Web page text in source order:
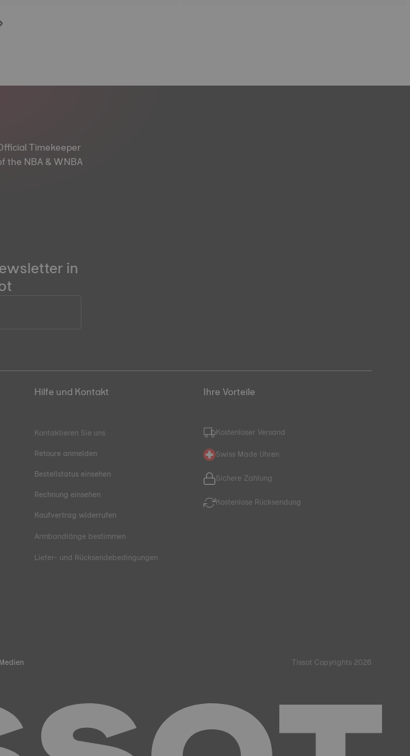
Timekeeper
the NBA & WNBA
in
Hilfe und Kontakt
Kontaktieren Sie uns
Retoure anmelden
Bestellstatus einsehen
Rechnung einsehen
Kaufvertrag widerrufen
Armbandlänge bestimmen
Liefer- und Rücksendebedingungen
Ihre Vorteile
Kostenloser Versand
Swiss Made Uhren
Sichere Zahlung
Kostenlose Rücksendung
Tissot Copyrights 2026